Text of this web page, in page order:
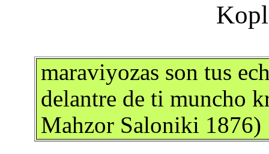
maraviyozas son tus
delantre de ti muncho
Mahzor Saloniki 1876)